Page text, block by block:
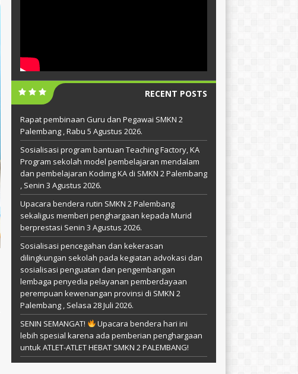
RECENT POSTS
Rapat pembinaan Guru dan Pegawai SMKN 2
Palembang , Rabu 5 Agustus 2026.
Sosialisasi program bantuan Teaching Factory, KA
Program sekolah model pembelajaran mendalam
dan pembelajaran Kodimg KA di SMKN 2 Palembang
, Senin 3 Agustus 2026.
Upacara bendera rutin SMKN 2 Palembang
sekaligus memberi penghargaan kepada Murid
berprestasi Senin 3 Agustus 2026.
Sosialisasi pencegahan dan kekerasan
dilingkungan sekolah pada kegiatan advokasi dan
sosialisasi penguatan dan pengembangan
lembaga penyedia pelayanan pemberdayaan
perempuan kewenangan provinsi di SMKN 2
Palembang , Selasa 28 Juli 2026.
SENIN SEMANGAT!
Upacara bendera hari ini
lebih spesial karena ada pemberian penghargaan
untuk ATLET-ATLET HEBAT SMKN 2 PALEMBANG!